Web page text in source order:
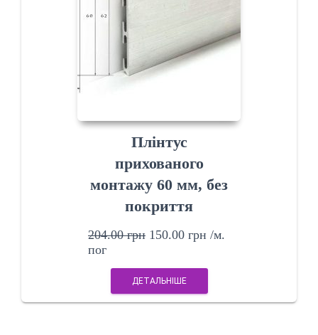
Плінтус
прихованого
монтажу 60 мм, без
покриття
204.00грн 150.00 грн /м.
пог
ДЕТАЛЬНІШЕ